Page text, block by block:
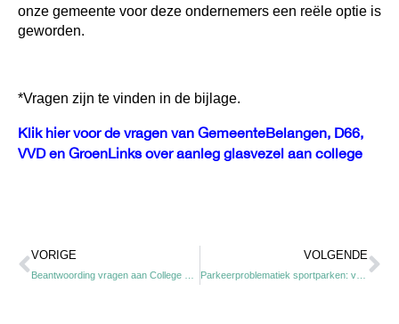
onze gemeente voor deze ondernemers een reële optie is
geworden.
*Vragen zijn te vinden in de bijlage.
Klik hier voor de vragen van GemeenteBelangen, D66,
VVD en GroenLinks over aanleg glasvezel aan college
Vorige
VORIGE VOLGENDE
Parkeerproblematiek sportparken: volgt Oosterbeek Wageningen?